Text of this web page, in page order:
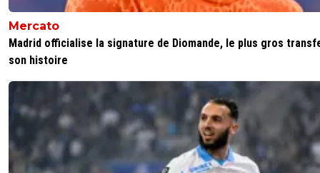
Mercato
Madrid officialise la signature de Diomande, le plus gros
son histoire